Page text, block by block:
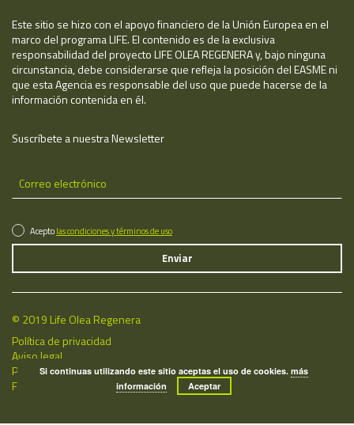
Este sitio se hizo con el apoyo financiero de la Unión Europea en el
marco del programa LIFE. El contenido es de la exclusiva
responsabilidad del proyecto LIFE OLEA REGENERA y, bajo ninguna
circunstancia, debe considerarse que refleja la posición del EASME ni
que esta Agencia es responsable del uso que puede hacerse de la
información contenida en él.
Suscríbete a nuestra Newsletter
Aceptolas condiciones y términos de uso
© 2019 Life Olea Regenera
Política de privacidad
Aviso legal
Política de cookies
Fecha de última actualización: 06/08/2026
Si continuas utilizando este sitio aceptas el uso de cookies.más
información
Aceptar